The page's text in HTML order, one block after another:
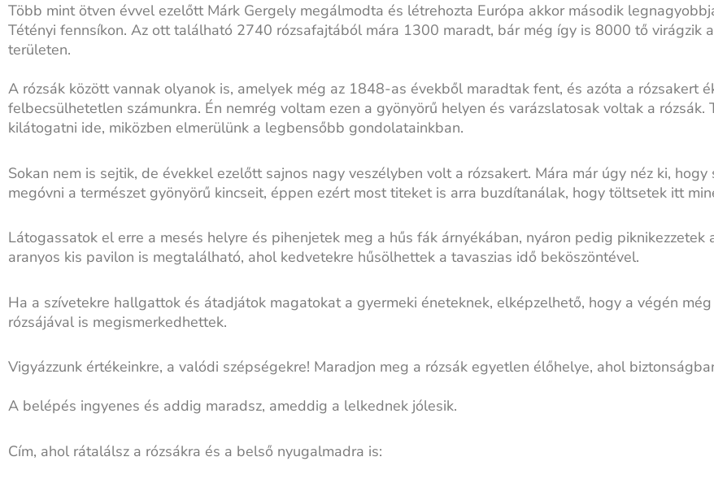
Több mint ötven évvel ezelőtt Márk Gergely megálmodta és létrehozta Európa akkor második
Tétényi fennsíkon. Az ott található 2740 rózsafajtából mára 1300 maradt, bár még így is 8000 tő virágzik a
területen.
A rózsák között vannak olyanok is, amelyek még az 1848-as évekből maradtak fent, és azóta a rózsakert
felbecsülhetetlen számunkra. Én nemrég voltam ezen a gyönyörű helyen és varázslatosak voltak a rózsák.
kilátogatni ide, miközben elmerülünk a legbensőbb gondolatainkban.
Sokan nem is sejtik, de évekkel ezelőtt sajnos nagy veszélyben volt a rózsakert. Mára már úgy néz ki,
megóvni a természet gyönyörű kincseit, éppen ezért most titeket is arra buzdítanálak, hogy töltsetek itt
Látogassatok el erre a mesés helyre és pihenjetek meg a hűs fák árnyékában, nyáron pedig piknikezzetek
aranyos kis pavilon is megtalálható, ahol kedvetekre hűsölhettek a tavaszias idő beköszöntével.
Ha a szívetekre hallgattok és átadjátok magatokat a gyermeki éneteknek, elképzelhető, hogy a végén
rózsájával is megismerkedhettek.
Vigyázzunk értékeinkre, a valódi szépségekre! Maradjon meg a rózsák egyetlen élőhelye, ahol
A belépés ingyenes és addig maradsz, ameddig a lelkednek jólesik.
Cím, ahol rátalálsz a rózsákra és a belső nyugalmadra is: